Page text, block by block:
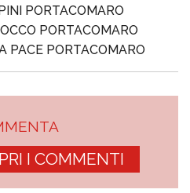
PORTACOMARO
PORTACOMARO
PACE PORTACOMARO
I COMMENTI